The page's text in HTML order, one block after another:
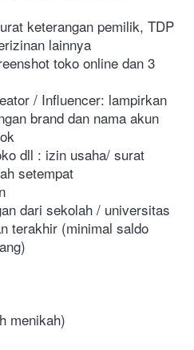
keterangan pemilik, TDP
lainnya
toko online dan 3
/ Influencer: lampirkan
brand dan nama akun
dll : izin usaha/ surat
setempat
dari sekolah / universitas
terakhir (minimal saldo
menikah)